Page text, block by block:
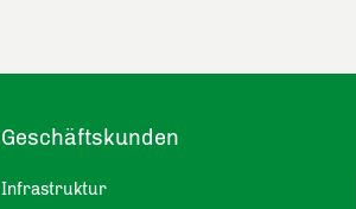
Geschäftskunden
Infrastruktur